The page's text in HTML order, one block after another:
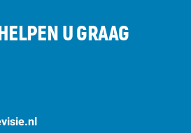
U GRAAG